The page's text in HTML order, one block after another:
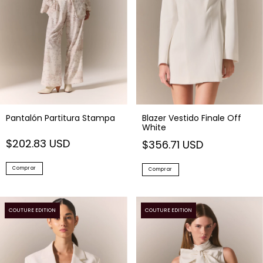
Pantalón Partitura Stampa
$202.83 USD
Comprar
Blazer Vestido Finale Off
White
$356.71 USD
Comprar
COUTURE EDITION COUTURE EDITION